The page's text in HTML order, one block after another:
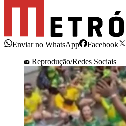
Enviar no WhatsApp Facebook
Reprodução/Redes Sociais